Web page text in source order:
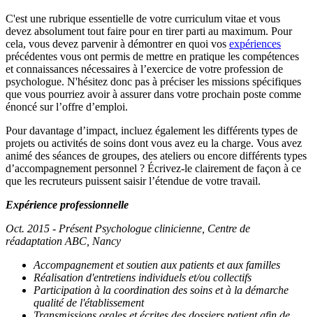
C'est une rubrique essentielle de votre curriculum vitae et vous
devez absolument tout faire pour en tirer parti au maximum. Pour
cela, vous devez parvenir à démontrer en quoi vos expériences
précédentes vous ont permis de mettre en pratique les compétences
et connaissances nécessaires à l’exercice de votre profession de
psychologue. N'hésitez donc pas à préciser les missions spécifiques
que vous pourriez avoir à assurer dans votre prochain poste comme
énoncé sur l’offre d’emploi.
Pour davantage d’impact, incluez également les différents types de
projets ou activités de soins dont vous avez eu la charge. Vous avez
animé des séances de groupes, des ateliers ou encore différents types
d’accompagnement personnel ? Écrivez-le clairement de façon à ce
que les recruteurs puissent saisir l’étendue de votre travail.
Expérience professionnelle
Oct. 2015 - Présent Psychologue clinicienne, Centre de
réadaptation ABC, Nancy
Accompagnement et soutien aux patients et aux familles
Réalisation d'entretiens individuels et/ou collectifs
Participation à la coordination des soins et à la démarche
qualité de l'établissement